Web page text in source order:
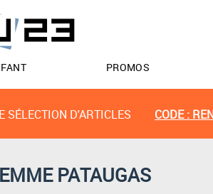
PROMOS
SÉLECTION D'ARTICLES CODE :
PATAUGAS